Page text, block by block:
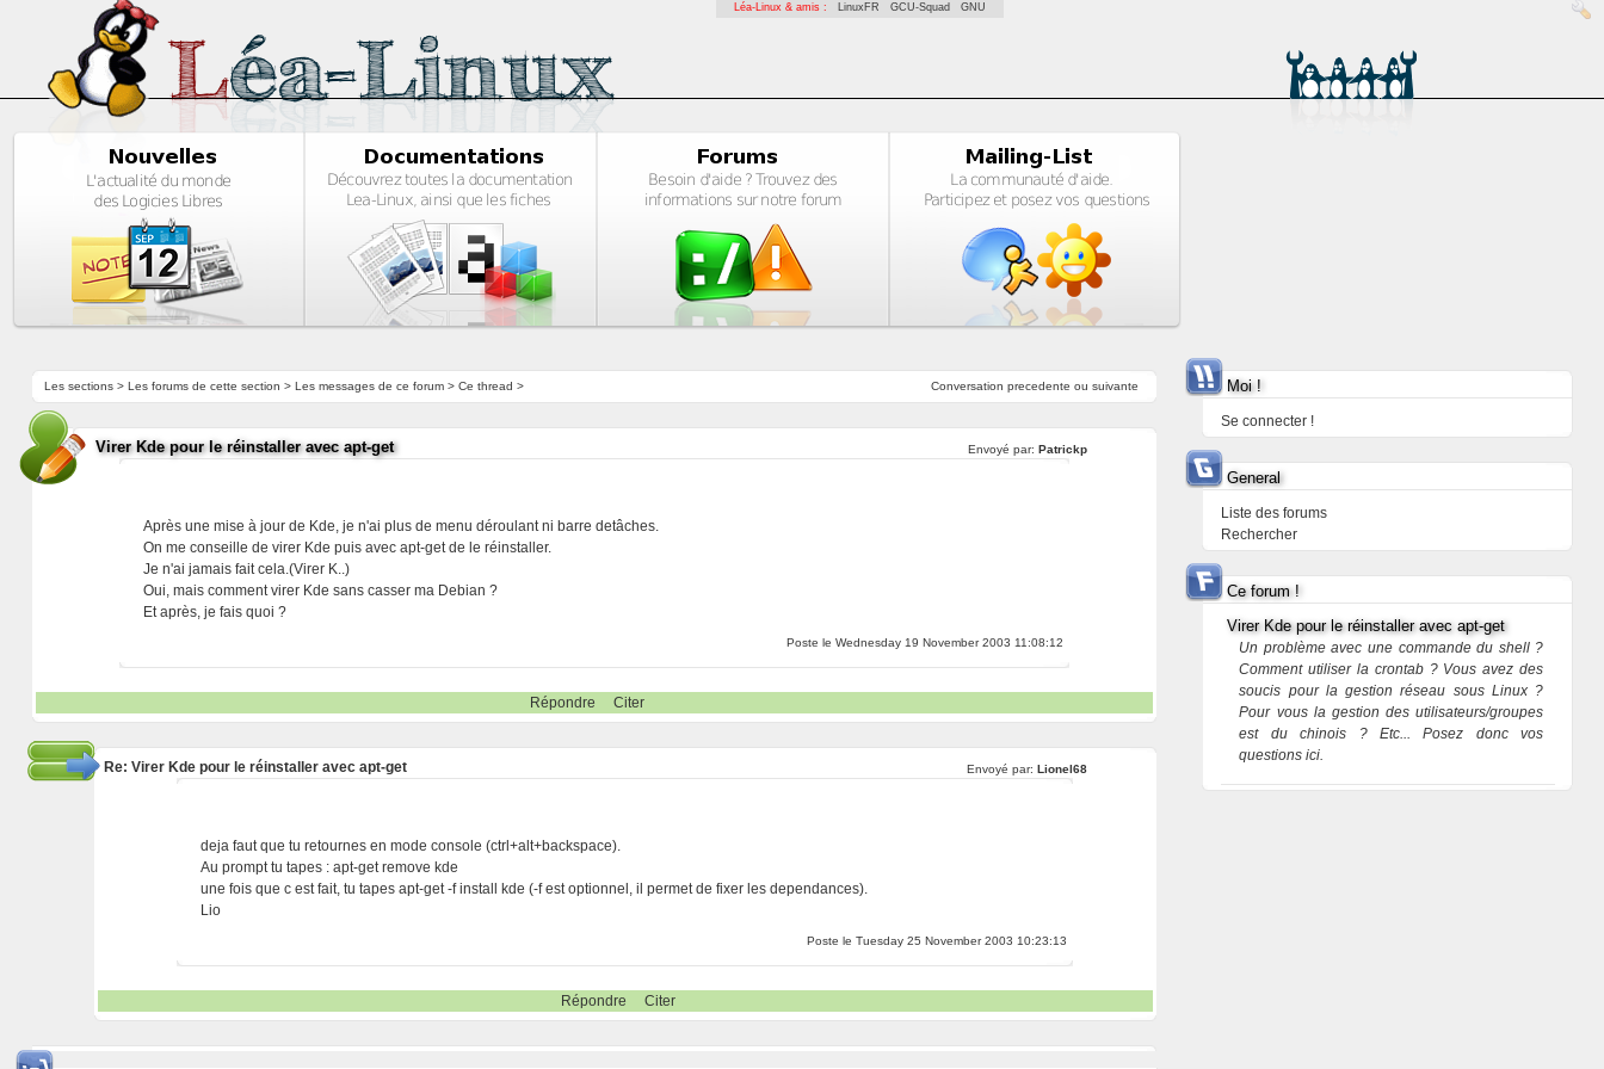
Léa-Linux & amis : LinuxFR GCU-Squad GNU
Conversation precedente ou suivante
Les sections> Les forums de cette section > Les messages de ce forum> Ce thread >
Virer Kde pour le réinstaller avec apt-get Envoyé par: Patrickp
Après une mise à jour de Kde, je n'ai plus de menu déroulant ni barre detâches.
On me conseille de virer Kde puis avec apt-get de le réinstaller.
Je n'ai jamais fait cela.(Virer K..)
Oui, mais comment virer Kde sans casser ma Debian ?
Et après, je fais quoi ?
Poste le Wednesday 19 November 2003 11:08:12
Répondre Citer
Re: Virer Kde pour le réinstaller avec apt-get Envoyé par: Lionel68
deja faut que tu retournes en mode console (ctrl+alt+backspace).
Au prompt tu tapes : apt-get remove kde
une fois que c est fait, tu tapes apt-get -f install kde (-f est optionnel, il permet de fixer les dependances).
Lio
Poste le Tuesday 25 November 2003 10:23:13
Répondre Citer
Moi !
Se connecter !
General
Liste des forums
Rechercher
Ce forum !
Virer Kde pour le réinstaller avec apt-get
Un problème avec une commande du shell ?
Comment utiliser la crontab ? Vous avez des
soucis pour la gestion réseau sous Linux ?
Pour vous la gestion des utilisateurs/groupes
est du chinois ? Etc... Posez donc vos
questions ici.